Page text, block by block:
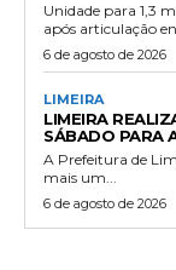
Unidade para 1,3
após articulação
6 de agosto de 2026
LIMEIRA
LIMEIRA
SÁBADO PARA
A Prefeitura de
mais um...
6 de agosto de 2026